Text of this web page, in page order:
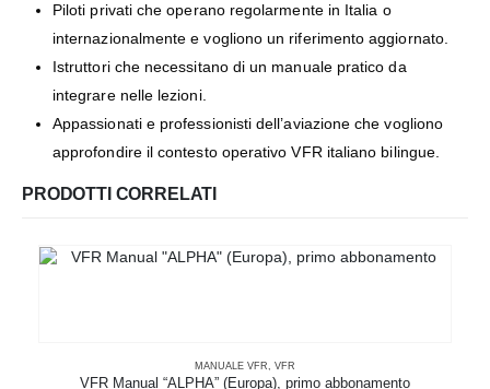
Piloti privati che operano regolarmente in Italia o
internazionalmente e vogliono un riferimento aggiornato.
Istruttori che necessitano di un manuale pratico da
integrare nelle lezioni.
Appassionati e professionisti dell’aviazione che vogliono
approfondire il contesto operativo VFR italiano bilingue.
PRODOTTI CORRELATI
MANUALE VFR, VFR
VFR Manual “ALPHA” (Europa), primo abbonamento